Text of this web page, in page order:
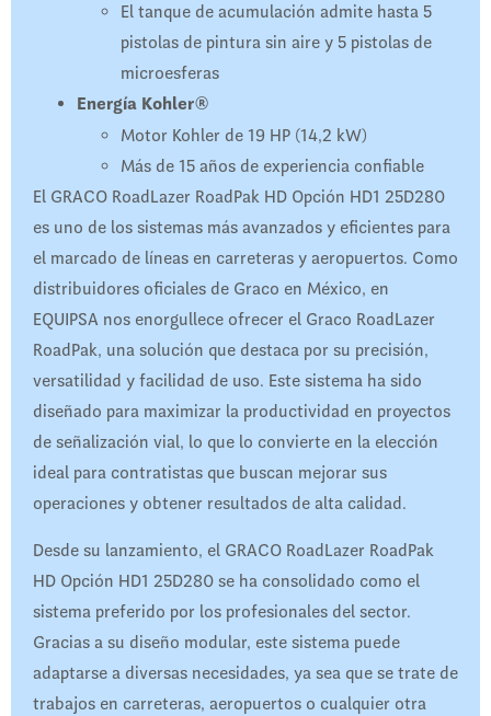
El tanque de acumulación admite hasta 5
pistolas de pintura sin aire y 5 pistolas de
microesferas
Energía Kohler®
Motor Kohler de 19 HP (14,2 kW)
Más de 15 años de experiencia confiable
El GRACO RoadLazer RoadPak HD Opción HD1 25D280
es uno de los sistemas más avanzados y eficientes para
el marcado de líneas en carreteras y aeropuertos. Como
distribuidores oficiales de Graco en México, en
EQUIPSA nos enorgullece ofrecer el Graco RoadLazer
RoadPak, una solución que destaca por su precisión,
versatilidad y facilidad de uso. Este sistema ha sido
diseñado para maximizar la productividad en proyectos
de señalización vial, lo que lo convierte en la elección
ideal para contratistas que buscan mejorar sus
operaciones y obtener resultados de alta calidad.
Desde su lanzamiento, el GRACO RoadLazer RoadPak
HD Opción HD1 25D280 se ha consolidado como el
sistema preferido por los profesionales del sector.
Gracias a su diseño modular, este sistema puede
adaptarse a diversas necesidades, ya sea que se trate de
trabajos en carreteras, aeropuertos o cualquier otra